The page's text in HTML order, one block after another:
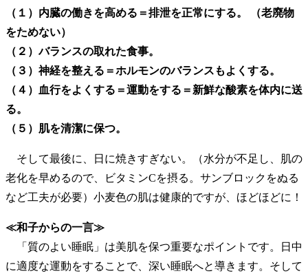
（１）内臓の働きを高める＝排泄を正常にする。 （老廃物
をためない）
（２）バランスの取れた食事。
（３）神経を整える＝ホルモンのバランスもよくする。
（４）血行をよくする＝運動をする＝新鮮な酸素を体内に送
る。
（５）肌を清潔に保つ。
そして最後に、日に焼きすぎない。（水分が不足し、肌の
老化を早めるので、ビタミンCを摂る。サンブロックをぬる
など工夫が必要）小麦色の肌は健康的ですが、ほどほどに！
≪和子からの一言≫
「質のよい睡眠」は美肌を保つ重要なポイントです。日中
に適度な運動をすることで、深い睡眠へと導きます。そして